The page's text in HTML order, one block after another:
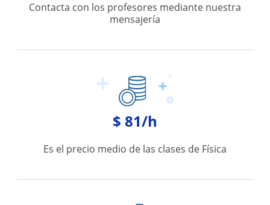
Contacta con los profesores mediante nuestra
mensajería
$ 81/h
Es el precio medio de las clases de Física